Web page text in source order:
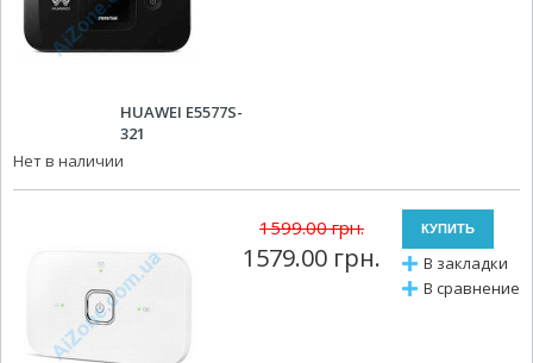
HUAWEI E5577S-
321
Нет в наличии
В закладки
В сравнение
1599.00 грн.
1579.00 грн.